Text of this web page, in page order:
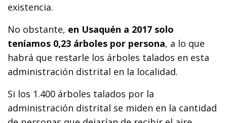
existencia.
No obstante, en Usaquén a 2017 solo
teníamos 0,23 árboles por persona, a lo que
habrá que restarle los árboles talados en esta
administración distrital en la localidad.
Si los 1.400 árboles talados por la
administración distrital se miden en la cantidad